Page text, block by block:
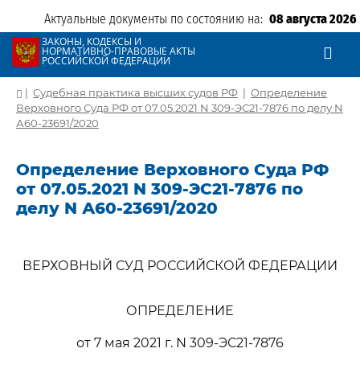
Актуальные документы по состоянию на: 08 августа 2026
ЗАКОНЫ, КОДЕКСЫ И
НОРМАТИВНО-ПРАВОВЫЕ АКТЫ
РОССИЙСКОЙ ФЕДЕРАЦИИ
| Судебная практика высших судов РФ | Определение
Верховного Суда РФ от 07.05.2021 N 309-ЭС21-7876 по делу N
А60-23691/2020
Определение Верховного Суда РФ
от 07.05.2021 N 309-ЭС21-7876 по
делу N А60-23691/2020
ВЕРХОВНЫЙ СУД РОССИЙСКОЙ ФЕДЕРАЦИИ
ОПРЕДЕЛЕНИЕ
от 7 мая 2021 г. N 309-ЭС21-7876